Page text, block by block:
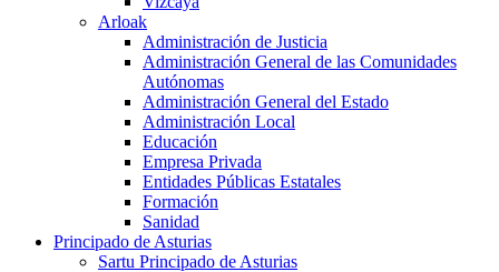
Arloak
Administración de Justicia
Administración General de las Comunidades
Autónomas
Administración General del Estado
Administración Local
Educación
Empresa Privada
Entidades Públicas Estatales
Formación
Sanidad
Principado de Asturias
Sartu Principado de Asturias